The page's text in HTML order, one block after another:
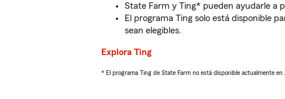
State Farm y Ting* pueden ayudarle a
El programa Ting solo está disponible
sean elegibles.
Explora Ting
* El programa Ting de State Farm no está disponible actualmente en